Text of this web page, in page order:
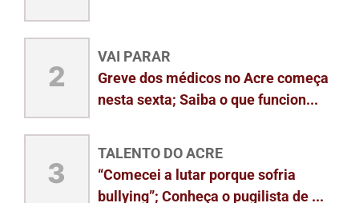
2
VAI PARAR
Greve dos médicos no Acre começa
nesta sexta; Saiba o que funcion...
3
TALENTO DO ACRE
“Comecei a lutar porque sofria
bullying”; Conheça o pugilista de ...